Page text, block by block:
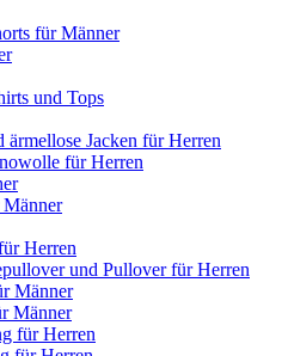
für Männer
und Tops
ärmellose Jacken für Herren
für Herren
Herren
und Pullover für Herren
Männer
Männer
für Herren